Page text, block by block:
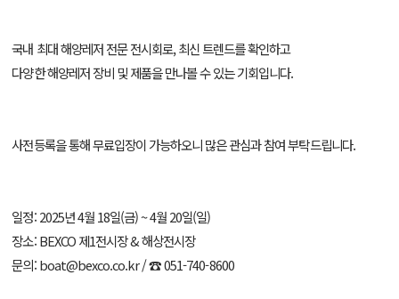
국내 최대 해양레저 전문 전시회로, 최신 트렌드를 확인하고
다양한 해양레저 장비 및 제품을 만나볼 수 있는 기회입니다.
사전등록을 통해 무료입장이 가능하오니 많은 관심과 참여 부탁드립니다.
일정: 2025년 4월 18일(금) ~ 4월 20일(일)
장소: BEXCO 제1전시장 & 해상전시장
문의: boat@bexco.co.kr / ☎ 051-740-8600